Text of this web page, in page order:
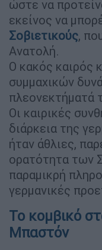
ώστε να
εκείνος να
Σοβιετικούς,
Ανατολή.
Ο κακός καιρός
συμμαχικών
πλεονεκτήματά
Οι καιρικές
διάρκεια της
ήταν άθλιες,
ορατότητα των
παραμικρή
γερμανικές
Το κομβικό
Μπαστόν